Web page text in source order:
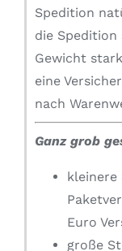
Spedition
die Spedition
Gewicht
eine
nach
Ganz grob
kleinere
Euro
große